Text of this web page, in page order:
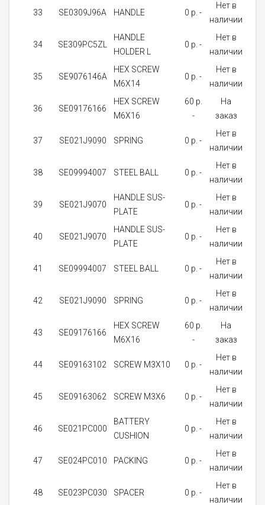
33 SE0309J96A HANDLE 0 p. -
Нет в
наличии
34 SE309PC5ZL
HANDLE
HOLDER L
0 p. -
Нет в
наличии
35 SE9076146A
HEX SCREW
M6X14
0 p. -
Нет в
наличии
36 SE09176166
HEX SCREW
M6X16
60 p.
-
На
заказ
37 SE021J9090 SPRING 0 p. -
Нет в
наличии
38 SE09994007 STEEL BALL 0 p. -
Нет в
наличии
39 SE021J9070
HANDLE SUS-
PLATE
0 p. -
Нет в
наличии
40 SE021J9070
HANDLE SUS-
PLATE
0 p. -
Нет в
наличии
41 SE09994007 STEEL BALL 0 p. -
Нет в
наличии
42 SE021J9090 SPRING 0 p. -
Нет в
наличии
43 SE09176166
HEX SCREW
M6X16
60 p.
-
На
заказ
44 SE09163102 SCREW M3X10 0 p. -
Нет в
наличии
45 SE09163062 SCREW M3X6 0 p. -
Нет в
наличии
46 SE021PC000
BATTERY
CUSHION
0 p. -
Нет в
наличии
47 SE024PC010 PACKING 0 p. -
Нет в
наличии
48 SE023PC030 SPACER 0 p. -
Нет в
наличии